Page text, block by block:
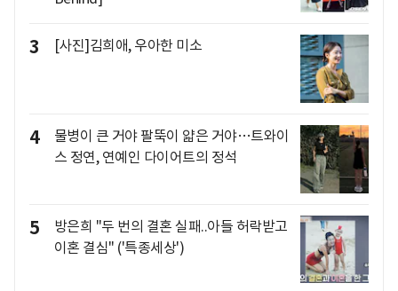
3 [사진]김희애, 우아한 미소
4
물병이 큰 거야 팔뚝이 얇은 거야…트와이
스 정연, 연예인 다이어트의 정석
5
방은희 "두 번의 결혼 실패..아들 허락받고
이혼 결심" ('특종세상')